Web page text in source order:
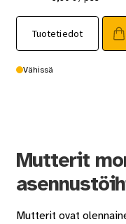
Tuotetiedot
Vähissä
Mutterit
Mutterit ovat